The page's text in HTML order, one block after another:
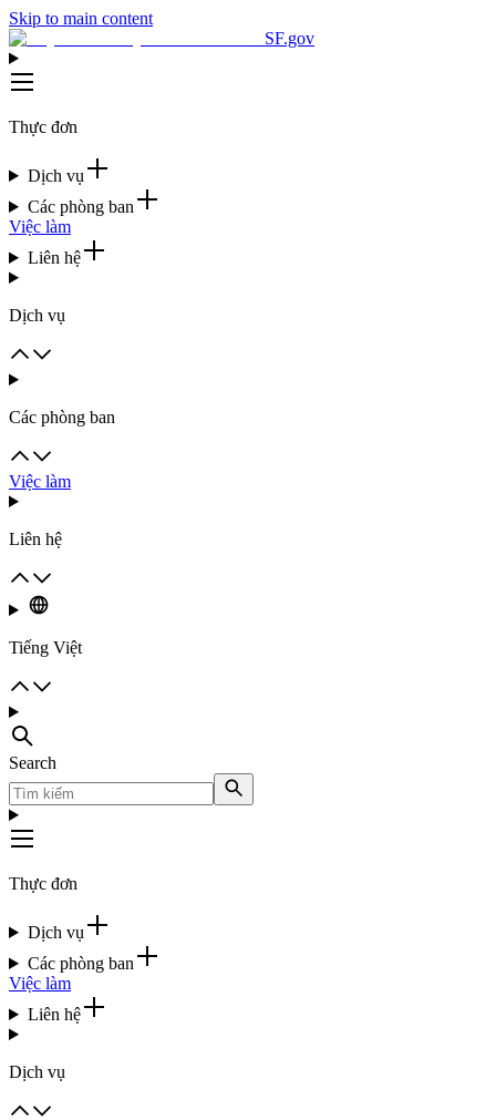
Skip to main content
SF.gov
Thực đơn
Dịch vụ
Các phòng ban
Việc làm
Liên hệ
Dịch vụ
Các phòng ban
Việc làm
Liên hệ
Tiếng Việt
Search
Thực đơn
Dịch vụ
Các phòng ban
Việc làm
Liên hệ
Dịch vụ